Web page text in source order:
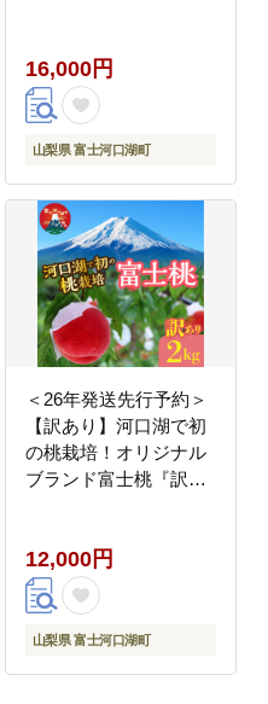
16,000円
山梨県 富士河口湖町
＜26年発送先行予約＞
【訳あり】河口湖で初
の桃栽培！オリジナル
ブランド富士桃『訳あ
12,000円
山梨県 富士河口湖町